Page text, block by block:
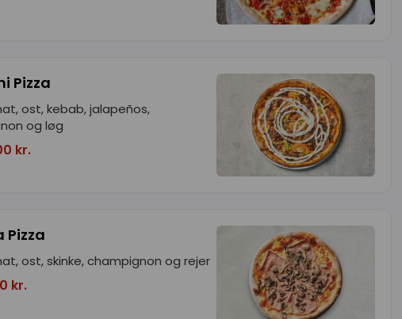
Pizza
ost, kebab, jalapeños,
og løg
kr.
Pizza
ost, skinke, champignon og rejer
kr.